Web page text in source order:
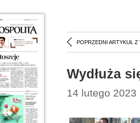
POPRZEDNI ARTYKUŁ Z
Wydłuża
14 lutego 2023